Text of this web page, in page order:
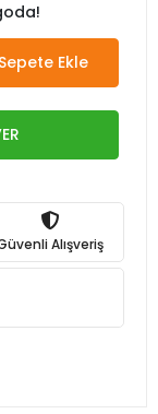
Sepete Ekle
Alışveriş